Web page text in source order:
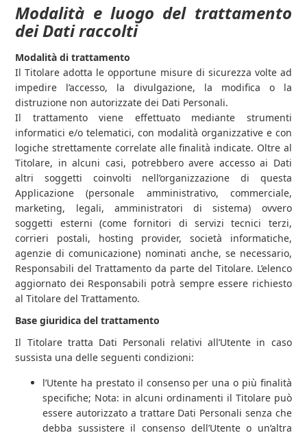
Modalità e luogo del trattamento
dei Dati raccolti
Modalità di trattamento
Il Titolare adotta le opportune misure di sicurezza volte ad
impedire l’accesso, la divulgazione, la modifica o la
distruzione non autorizzate dei Dati Personali.
Il trattamento viene effettuato mediante strumenti
informatici e/o telematici, con modalità organizzative e con
logiche strettamente correlate alle finalità indicate. Oltre al
Titolare, in alcuni casi, potrebbero avere accesso ai Dati
altri soggetti coinvolti nell’organizzazione di questa
Applicazione (personale amministrativo, commerciale,
marketing, legali, amministratori di sistema) ovvero
soggetti esterni (come fornitori di servizi tecnici terzi,
corrieri postali, hosting provider, società informatiche,
agenzie di comunicazione) nominati anche, se necessario,
Responsabili del Trattamento da parte del Titolare. L’elenco
aggiornato dei Responsabili potrà sempre essere richiesto
al Titolare del Trattamento.
Base giuridica del trattamento
Il Titolare tratta Dati Personali relativi all’Utente in caso
sussista una delle seguenti condizioni:
l’Utente ha prestato il consenso per una o più finalità
specifiche; Nota: in alcuni ordinamenti il Titolare può
essere autorizzato a trattare Dati Personali senza che
debba sussistere il consenso dell’Utente o un’altra